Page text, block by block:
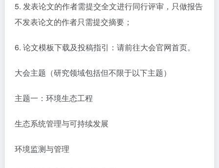
5. 发表论文的作者需提交全文进行同行评审，只做报告
不发表论文的作者只需提交摘要；
6. 论文模板下载及投稿指引：请前往大会官网首页。
大会主题（研究领域包括但不限于以下主题）
主题一：环境生态工程
生态系统管理与可持续发展
环境监测与管理